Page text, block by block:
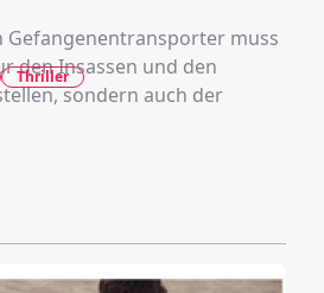
Gefangenentransporter muss
den Insassen und den
sondern auch der
Thriller